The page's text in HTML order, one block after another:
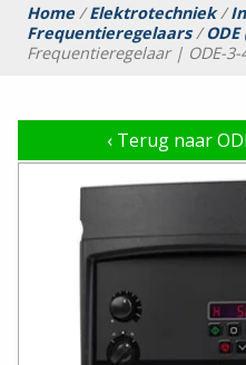
Home/Elektrotechniek/
Frequentieregelaars/
Frequentieregelaar | ODE-3-
‹Terug naar